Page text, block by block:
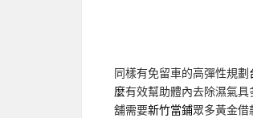
同樣有免留車的高彈性規劃
麼有效幫助體內去除濕氣
舖需要新竹當鋪眾多黃金